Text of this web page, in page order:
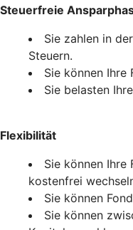
Steuerfreie
Sie zahlen in
Steuern.
Sie können Ihre
Sie belasten
Flexibilität
Sie können Ihre
kostenfrei
Sie können
Sie können